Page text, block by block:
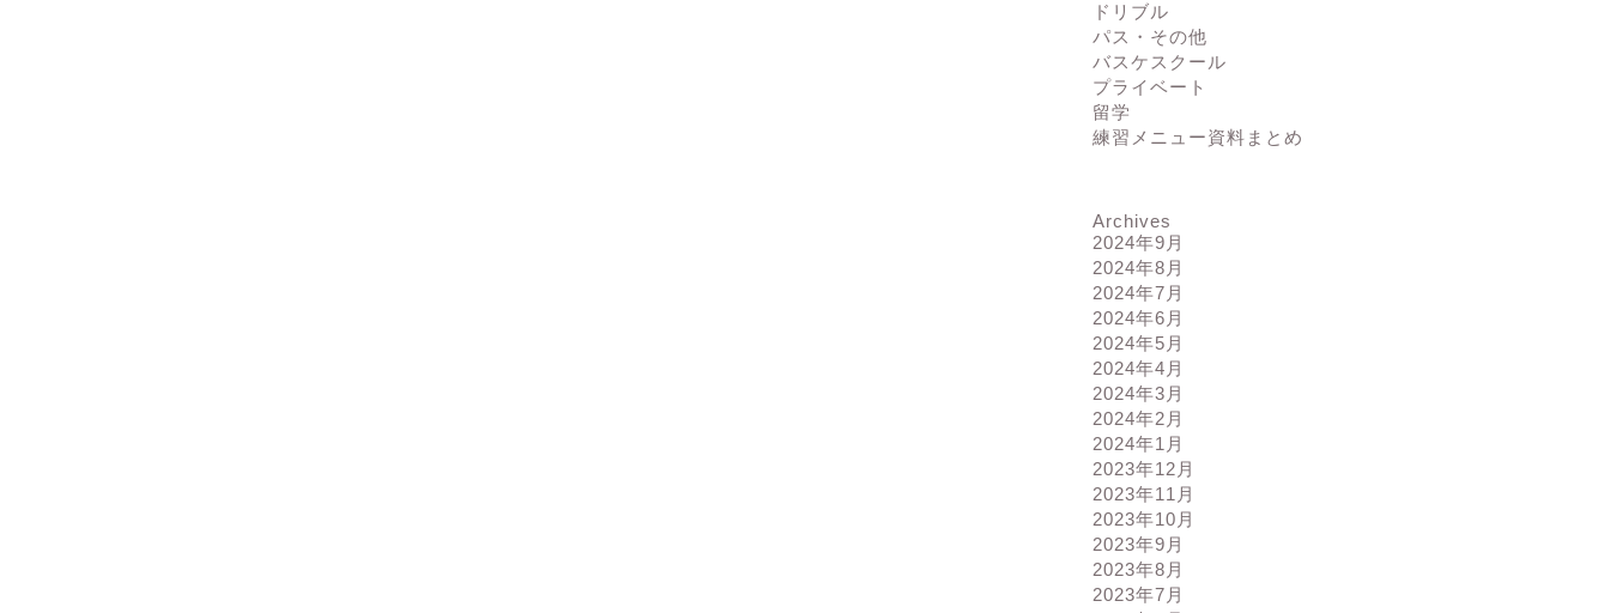
ドリブル
パス・その他
バスケスクール
プライベート
留学
練習メニュー資料まとめ
Archives
2024年9月
2024年8月
2024年7月
2024年6月
2024年5月
2024年4月
2024年3月
2024年2月
2024年1月
2023年12月
2023年11月
2023年10月
2023年9月
2023年8月
2023年7月